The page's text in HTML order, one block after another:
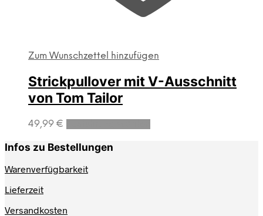
Zum Wunschzettel hinzufügen
Strickpullover mit V-Ausschnitt
von Tom Tailor
49,99 €
Dieses
Infos zu Bestellungen
Warenverfügbarkeit
Lieferzeit
Versandkosten